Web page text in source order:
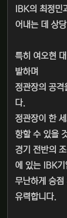
IBK의 최정
어내는 데 상
특히 여오현
발하며
정관장의 공격
다.
정관장이 한
항할 수 있을
경기 전반의
에 있는 IBK기
무난하게 승점
유력합니다.